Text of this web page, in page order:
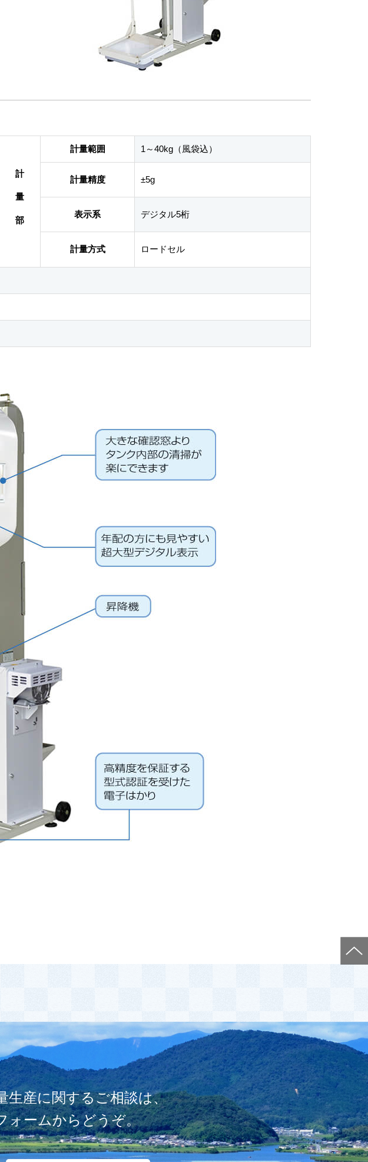
計
量
部
計量範囲 1～40kg（風袋込）
計量精度 ±5g
表示系 デジタル5桁
計量方式 ロードセル
生産に関するご相談は、
ォームからどうぞ。